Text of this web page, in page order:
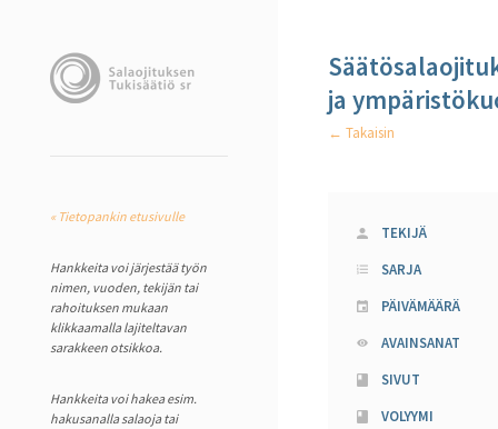
« Tietopankin etusivulle
Hankkeita voi järjestää työn
nimen, vuoden, tekijän tai
rahoituksen mukaan
klikkaamalla lajiteltavan
sarakkeen otsikkoa.
Hankkeita voi hakea esim.
hakusanalla salaoja tai
ja
← Takaisin
TEKIJÄ
SARJA
PÄIVÄMÄÄRÄ
AVAINSANAT
SIVUT
VOLYYMI